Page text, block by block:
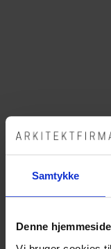
Samtykke
Denne